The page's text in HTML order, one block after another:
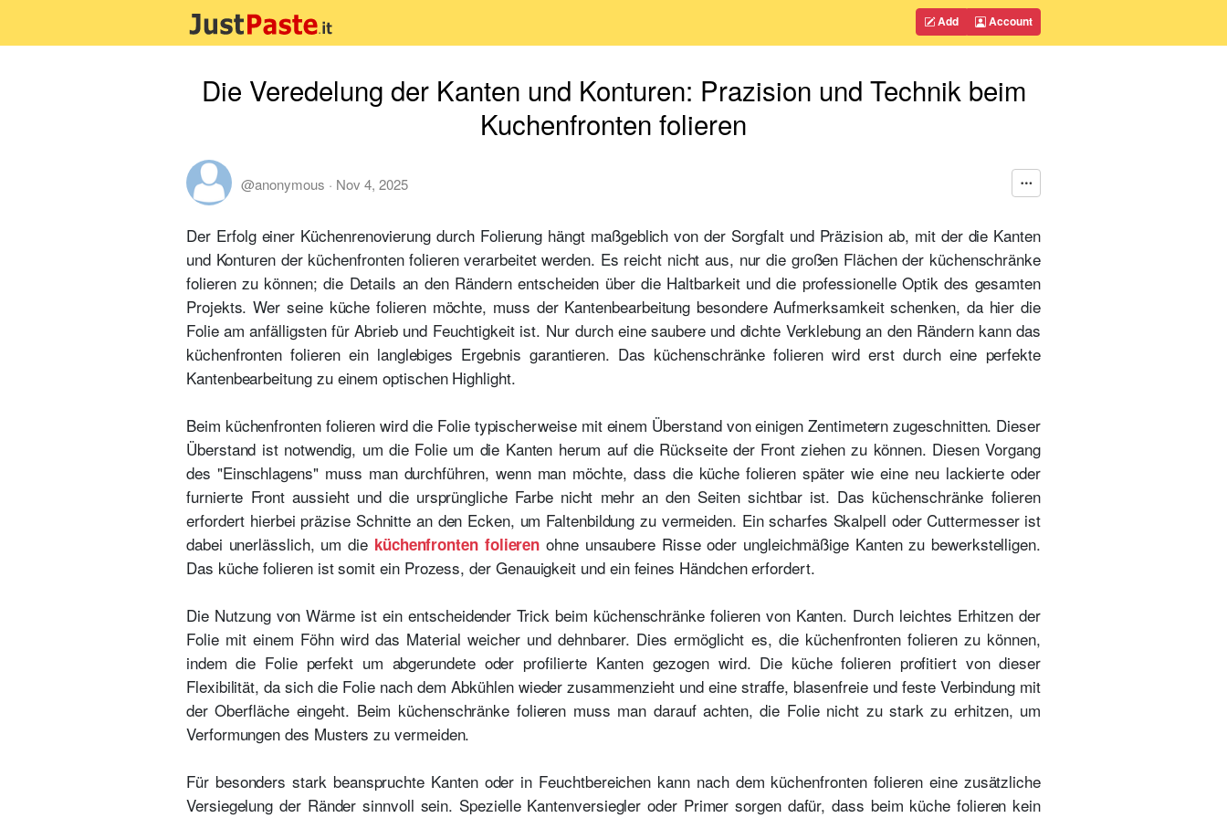
Add Account
Die Veredelung der Kanten und Konturen: Prazision und Technik beim
Kuchenfronten folieren
@anonymous · Nov 4, 2025
Der Erfolg einer Küchenrenovierung durch Folierung hängt maßgeblich von der Sorgfalt und Präzision ab, mit der die Kanten
und Konturen der küchenfronten folieren verarbeitet werden. Es reicht nicht aus, nur die großen Flächen der küchenschränke
folieren zu können; die Details an den Rändern entscheiden über die Haltbarkeit und die professionelle Optik des gesamten
Projekts. Wer seine küche folieren möchte, muss der Kantenbearbeitung besondere Aufmerksamkeit schenken, da hier die
Folie am anfälligsten für Abrieb und Feuchtigkeit ist. Nur durch eine saubere und dichte Verklebung an den Rändern kann das
küchenfronten folieren ein langlebiges Ergebnis garantieren. Das küchenschränke folieren wird erst durch eine perfekte
Kantenbearbeitung zu einem optischen Highlight.
Beim küchenfronten folieren wird die Folie typischerweise mit einem Überstand von einigen Zentimetern zugeschnitten. Dieser
Überstand ist notwendig, um die Folie um die Kanten herum auf die Rückseite der Front ziehen zu können. Diesen Vorgang
des "Einschlagens" muss man durchführen, wenn man möchte, dass die küche folieren später wie eine neu lackierte oder
furnierte Front aussieht und die ursprüngliche Farbe nicht mehr an den Seiten sichtbar ist. Das küchenschränke folieren
erfordert hierbei präzise Schnitte an den Ecken, um Faltenbildung zu vermeiden. Ein scharfes Skalpell oder Cuttermesser ist
dabei unerlässlich, um die küchenfronten folieren ohne unsaubere Risse oder ungleichmäßige Kanten zu bewerkstelligen.
Das küche folieren ist somit ein Prozess, der Genauigkeit und ein feines Händchen erfordert.
Die Nutzung von Wärme ist ein entscheidender Trick beim küchenschränke folieren von Kanten. Durch leichtes Erhitzen der
Folie mit einem Föhn wird das Material weicher und dehnbarer. Dies ermöglicht es, die küchenfronten folieren zu können,
indem die Folie perfekt um abgerundete oder profilierte Kanten gezogen wird. Die küche folieren profitiert von dieser
Flexibilität, da sich die Folie nach dem Abkühlen wieder zusammenzieht und eine straffe, blasenfreie und feste Verbindung mit
der Oberfläche eingeht. Beim küchenschränke folieren muss man darauf achten, die Folie nicht zu stark zu erhitzen, um
Verformungen des Musters zu vermeiden.
Für besonders stark beanspruchte Kanten oder in Feuchtbereichen kann nach dem küchenfronten folieren eine zusätzliche
Versiegelung der Ränder sinnvoll sein. Spezielle Kantenversiegler oder Primer sorgen dafür, dass beim küche folieren kein